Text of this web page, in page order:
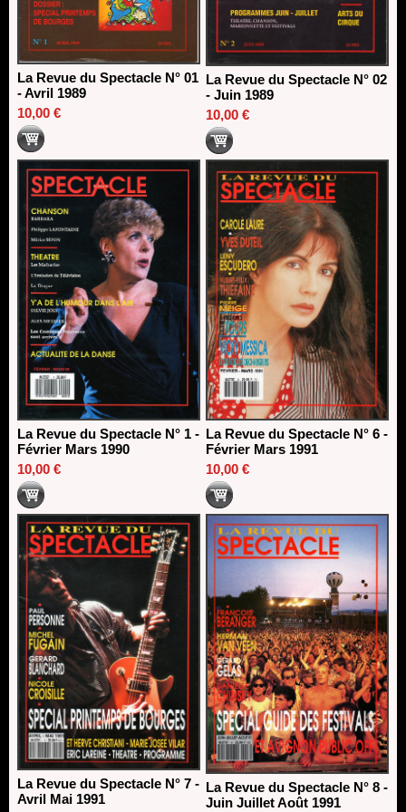
La Revue du Spectacle N° 01
- Avril 1989
10,00 €
La Revue du Spectacle N° 02
- Juin 1989
10,00 €
La Revue du Spectacle N° 1 -
Février Mars 1990
10,00 €
La Revue du Spectacle N° 6 -
Février Mars 1991
10,00 €
La Revue du Spectacle N° 7 -
Avril Mai 1991
La Revue du Spectacle N° 8 -
Juin Juillet Août 1991